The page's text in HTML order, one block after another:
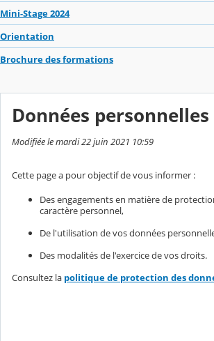
Mini-Stage 2024
Orientation
Brochure des formations
Données personnelles
Modifiée le mardi 22 juin 2021 10:59
Cette page a pour objectif de vous informer :
Des engagements en matière de
caractère personnel,
De l'utilisation de vos données
Des modalités de l'exercice de vos droits.
Consultez la politique de protection des